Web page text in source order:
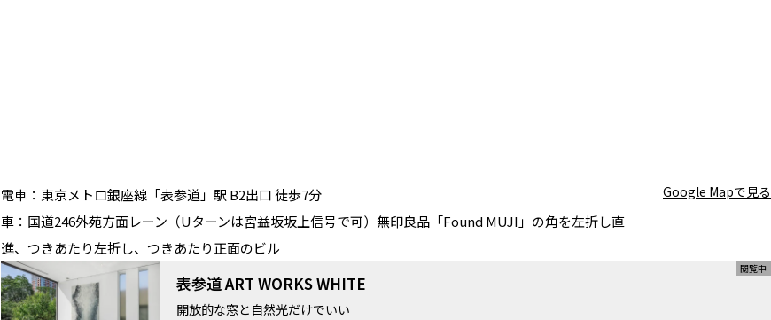
屋上 瓦床テラスガーデン
Google Mapで見る
電車： 東京メトロ銀座線「表参道」駅 B2出口 徒歩7分
車： 国道246外苑方面レーン（Uターンは宮益坂坂上信号で可）無印良品「Found MUJI」の角を左折し直
進、つきあたり左折し、つきあたり正面のビル
表参道 ART WORKS WHITE
開放的な窓と自然光だけでいい